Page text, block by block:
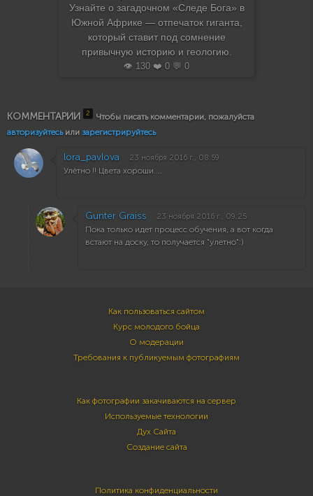
Узнайте о загадочном «Следе Бога» в
Южной Африке — отпечаток гиганта,
который ставит под сомнение
привычную историю и геологию.
👁️ 130 ❤️ 0 💬 0
КОММЕНТАРИИ 2
Чтобы писать комментарии, пожалуйста
авторизуйтесьили зарегистрируйтесь
lora_pavlova 23 ноября 2016 г., 08:59
Улётно !! Цвета хороши....
Gunter Graiss 23 ноября 2016 г., 09:25
Пока только идет процесс обучения, а вот когда
встают на доску, то получается "улетно":)
Как пользоваться сайтом
Курс молодого бойца
О модерации
Требования к публикуемым фотографиям
Как фотографии закачиваются на сервер
Используемые технологии
Дух Сайта
Создание сайта
Политика конфиденциальности